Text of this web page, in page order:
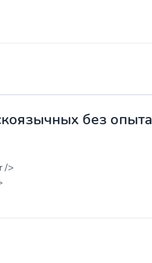
без опыта
/>